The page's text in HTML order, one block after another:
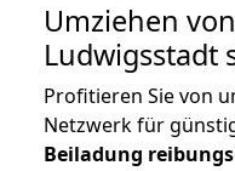
Umziehen von
Ludwigsstadt
Profitieren Sie von
Netzwerk für
Beiladung